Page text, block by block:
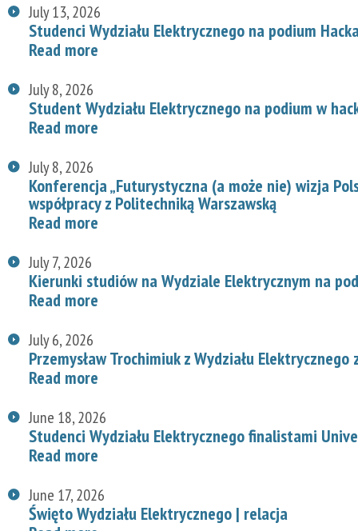
July 13, 2026
Studenci Wydziału Elektrycznego na podium
Read more
July 8, 2026
Student Wydziału Elektrycznego na podium w
Read more
July 8, 2026
Konferencja „Futurystyczna (a może nie) wizja
współpracy z Politechniką Warszawską
Read more
July 7, 2026
Kierunki studiów na Wydziale Elektrycznym na
Read more
July 6, 2026
Przemysław Trochimiuk z Wydziału Elektrycznego
Read more
June 18, 2026
Studenci Wydziału Elektrycznego finalistami
Read more
June 17, 2026
Święto Wydziału Elektrycznego | relacja